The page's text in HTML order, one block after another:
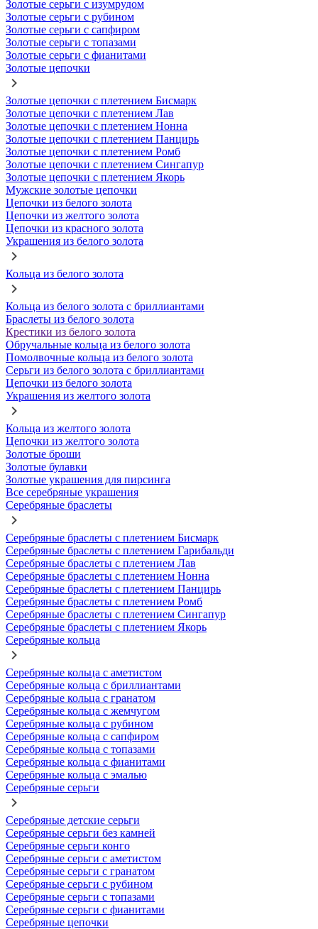
Золотые серьги с изумрудом
Золотые серьги с рубином
Золотые серьги с сапфиром
Золотые серьги с топазами
Золотые серьги с фианитами
Золотые цепочки
Золотые цепочки с плетением Бисмарк
Золотые цепочки с плетением Лав
Золотые цепочки с плетением Нонна
Золотые цепочки с плетением Панцирь
Золотые цепочки с плетением Ромб
Золотые цепочки с плетением Сингапур
Золотые цепочки с плетением Якорь
Мужские золотые цепочки
Цепочки из белого золота
Цепочки из желтого золота
Цепочки из красного золота
Украшения из белого золота
Кольца из белого золота
Кольца из белого золота с бриллиантами
Браслеты из белого золота
Крестики из белого золота
Обручальные кольца из белого золота
Помолвочные кольца из белого золота
Серьги из белого золота с бриллиантами
Цепочки из белого золота
Украшения из желтого золота
Кольца из желтого золота
Цепочки из желтого золота
Золотые броши
Золотые булавки
Золотые украшения для пирсинга
Все серебряные украшения
Серебряные браслеты
Серебряные браслеты с плетением Бисмарк
Серебряные браслеты с плетением Гарибальди
Серебряные браслеты с плетением Лав
Серебряные браслеты с плетением Нонна
Серебряные браслеты с плетением Панцирь
Серебряные браслеты с плетением Ромб
Серебряные браслеты с плетением Сингапур
Серебряные браслеты с плетением Якорь
Серебряные кольца
Серебряные кольца с аметистом
Серебряные кольца с бриллиантами
Серебряные кольца с гранатом
Серебряные кольца с жемчугом
Серебряные кольца с рубином
Серебряные кольца с сапфиром
Серебряные кольца с топазами
Серебряные кольца с фианитами
Серебряные кольца с эмалью
Серебряные серьги
Серебряные детские серьги
Серебряные серьги без камней
Серебряные серьги конго
Серебряные серьги с аметистом
Серебряные серьги с гранатом
Серебряные серьги с рубином
Серебряные серьги с топазами
Серебряные серьги с фианитами
Серебряные цепочки